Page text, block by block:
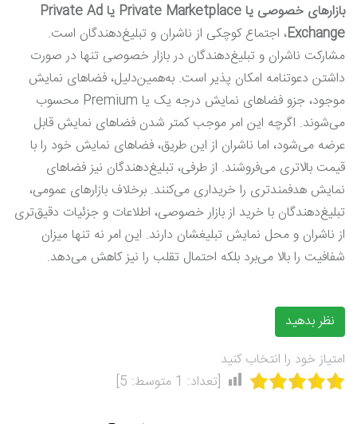
بازارهای خصوصی یاPrivate Marketplace یاPrivate Ad
Exchange، اجتماع کوچکی از ناشران و تبلیغ‌دهندگان است.
مشارکت ناشران و تبلیغ‌دهندگان در بازار خصوصی تنها در صورت
داشتن دعوتنامه امکان پذیر است. به‌همین‌دلیل، فضاهای نمایش
موجود، جزو فضاهای نمایش درجه یک یا Premium محسوب
می‌شوند. اگرچه این امر موجب کمتر شدن فضاهای نمایش قابل
عرضه می‌شود، اما ناشران از این طریق، فضاهای نمایش خود را با
قیمت بالاتری می‌فروشند. از طرفی، تبلیغ‌دهندگان نیز فضاهای
نمایش هدفمندتری را خریداری می‌کنند. برخلاف بازارهای عمومی،
تبلیغ‌دهندگان با خرید از بازار خصوصی، اطلاعات و جزئیات دقیق‌تری
از ناشران و محل نمایش تبلیغشان دارند. این امر نه تنها میزان
شفافیت را بالا می‌برد بلکه احتمال تقلب را نیز کاهش می‌دهد.
نظر بدهید
امتیاز خود را انتخاب کنید
[تعداد: 1 متوسط: 5
]